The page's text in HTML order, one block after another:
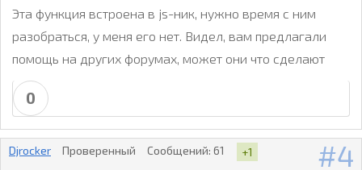
Эта функция встроена в js-ник, нужно время с ним
разобраться, у меня его нет. Видел, вам предлагали
помощь на других форумах, может они что сделают
0
4
Djrocker Проверенный Сообщений: 61 +1